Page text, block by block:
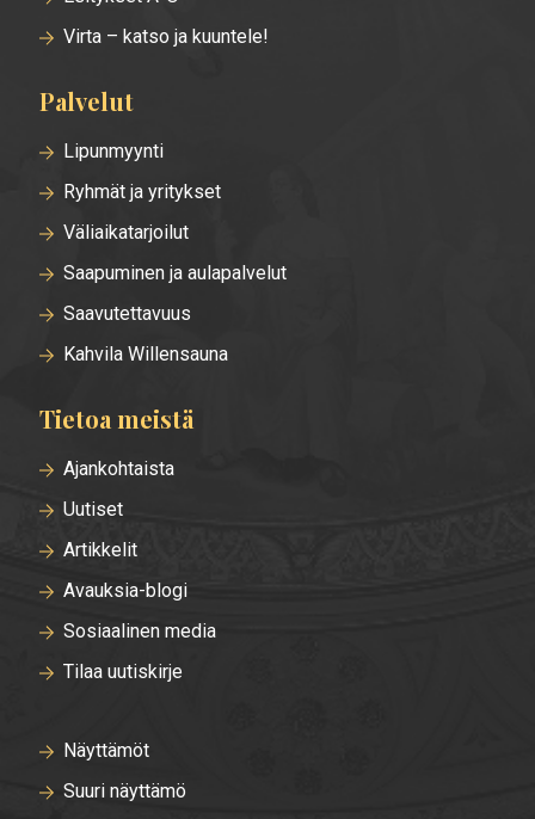
Virta – katso ja kuuntele!
Palvelut
Lipunmyynti
Ryhmät ja yritykset
Väliaikatarjoilut
Saapuminen ja aulapalvelut
Saavutettavuus
Kahvila Willensauna
Tietoa meistä
Ajankohtaista
Uutiset
Artikkelit
Avauksia-blogi
Sosiaalinen media
Tilaa uutiskirje
Näyttämöt
Suuri näyttämö